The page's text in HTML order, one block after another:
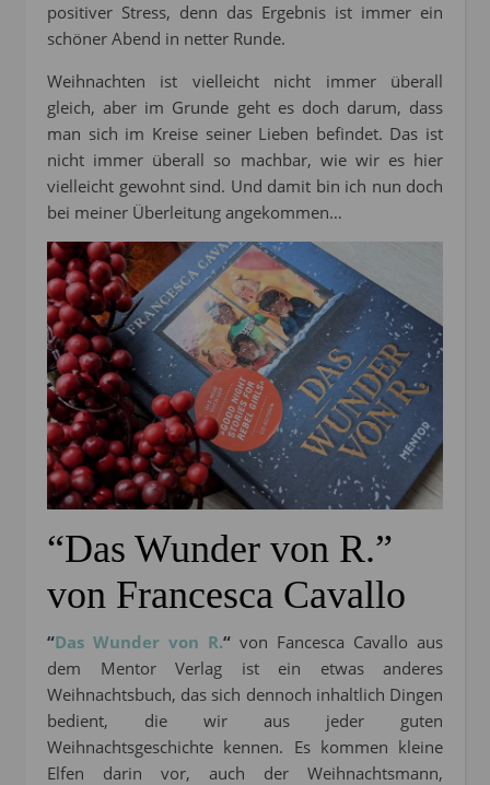
positiver Stress, denn das Ergebnis ist immer ein
schöner Abend in netter Runde.
Weihnachten ist vielleicht nicht immer überall
gleich, aber im Grunde geht es doch darum, dass
man sich im Kreise seiner Lieben befindet. Das ist
nicht immer überall so machbar, wie wir es hier
vielleicht gewohnt sind. Und damit bin ich nun doch
bei meiner Überleitung angekommen…
“Das Wunder von R.”
von Francesca Cavallo
“Das Wunder von R.“ von Fancesca Cavallo aus
dem Mentor Verlag ist ein etwas anderes
Weihnachtsbuch, das sich dennoch inhaltlich Dingen
bedient, die wir aus jeder guten
Weihnachtsgeschichte kennen. Es kommen kleine
Elfen darin vor, auch der Weihnachtsmann,